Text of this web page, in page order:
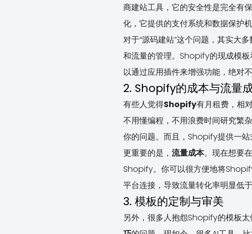
商建站工具，它的安全性是完全有
化，它提供的支付系统和数据保护
对于“源码建站”这个问题，其实大
和流量的管理。Shopify的现成模
以通过应用插件来增强功能，绝对不
2. Shopify的成本与流量
有些人觉得Shopify有月租费，相
不用懂编程，不用浪费时间研究繁
你的问题。而且，Shopify提供一站
更重要的是， 流量成本。现在想要
Shopify。你可以很方便地将
平台连接，导致流量转化率明显低
3. 模板的定制与审美
另外，很多人抱怨Shopify的模板